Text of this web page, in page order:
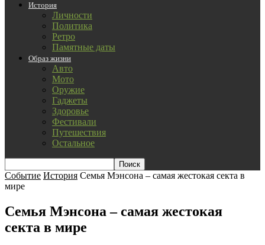
История
Личности
Политика
Ретро
Памятные даты
Образ жизни
Авто
Мото
Оружие
Гаджеты
Здоровье
Фестивали
Путешествия
Остальное
Событие История Семья Мэнсона – самая жестокая секта в
мире
Семья Мэнсона – самая жестокая
секта в мире